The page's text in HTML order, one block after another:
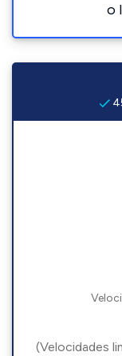
o
(Velocidades